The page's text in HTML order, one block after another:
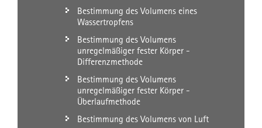
Bestimmung des Volumens eines
Wassertropfens
Bestimmung des Volumens
unregelmäßiger fester Körper -
Differenzmethode
Bestimmung des Volumens
unregelmäßiger fester Körper -
Überlaufmethode
Bestimmung des Volumens von Luft